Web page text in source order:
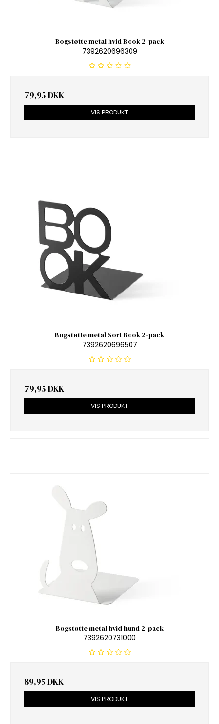
Bogstøtte metal hvid Book 2-pack
7392620696309
79,95 DKK
VIS PRODUKT
Bogstøtte metal Sort Book 2-pack
7392620696507
79,95 DKK
VIS PRODUKT
Bogstøtte metal hvid hund 2-pack
7392620731000
89,95 DKK
VIS PRODUKT